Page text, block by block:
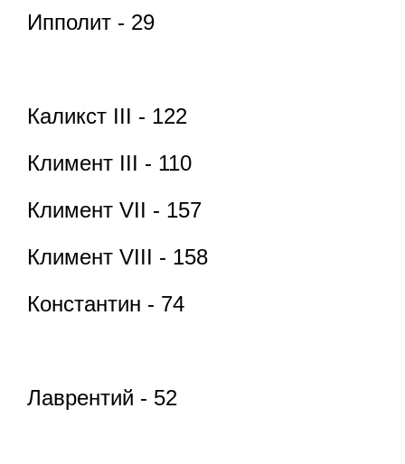
Ипполит - 29
Каликст III - 122
Климент III - 110
Климент VII - 157
Климент VIII - 158
Константин - 74
Лаврентий - 52